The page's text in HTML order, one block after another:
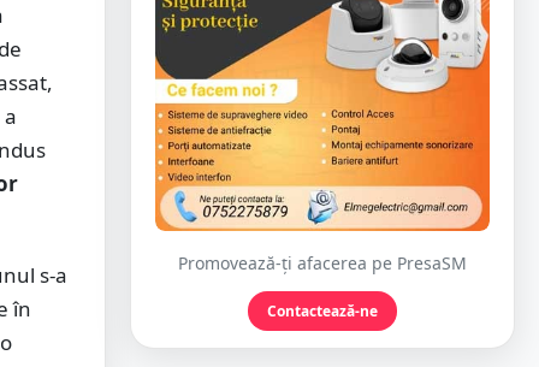
s-a
în
Promovează-ți afacerea pe PresaSM
Contactează-ne